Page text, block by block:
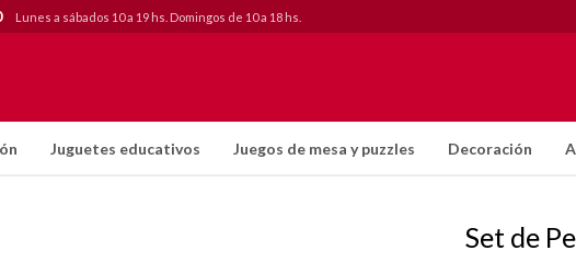
Juguetes educativos Juegos de mesa y puzzles Decoración
Lunes a sábados 10 a 19 hs. Domingos de 10 a 18 hs.
Set de